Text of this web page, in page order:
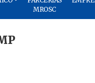
MROSC